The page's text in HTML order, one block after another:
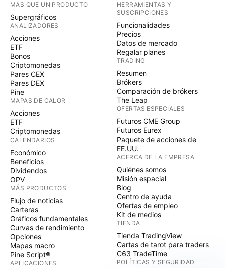
MÁS QUE UN PRODUCTO
Supergráficos
ANALIZADORES
Acciones
ETF
Bonos
Criptomonedas
Pares CEX
Pares DEX
Pine
MAPAS DE CALOR
Acciones
ETF
Criptomonedas
CALENDARIOS
Económico
Beneficios
Dividendos
OPV
MÁS PRODUCTOS
Flujo de noticias
Carteras
Gráficos fundamentales
Curvas de rendimiento
Opciones
Mapas macro
Pine Script®
APLICACIONES
HERRAMIENTAS Y
SUSCRIPCIONES
Funcionalidades
Precios
Datos de mercado
Regalar planes
TRADING
Resumen
Brókers
Comparación de brókers
The Leap
OFERTAS ESPECIALES
Futuros CME Group
Futuros Eurex
Paquete de acciones de
EE.UU.
ACERCA DE LA EMPRESA
Quiénes somos
Misión espacial
Blog
Centro de ayuda
Ofertas de empleo
Kit de medios
TIENDA
Tienda TradingView
Cartas de tarot para traders
C63 TradeTime
POLÍTICAS Y SEGURIDAD